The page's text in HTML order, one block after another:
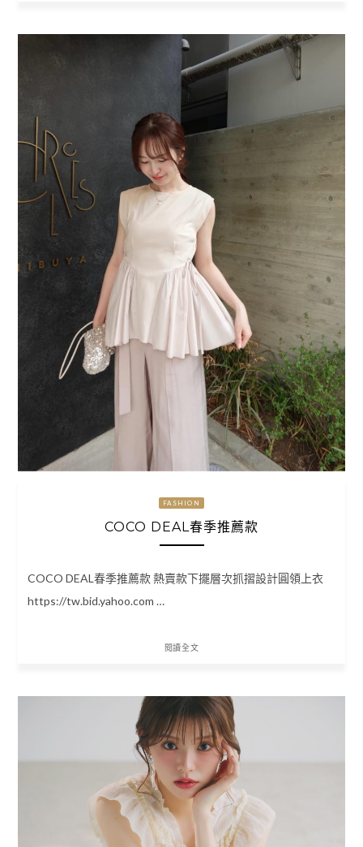
FASHION
COCO DEAL春季推薦款
COCO DEAL春季推薦款 熱賣款下擺層次抓摺設計圓領上衣
https://tw.bid.yahoo.com …
閱讀全文